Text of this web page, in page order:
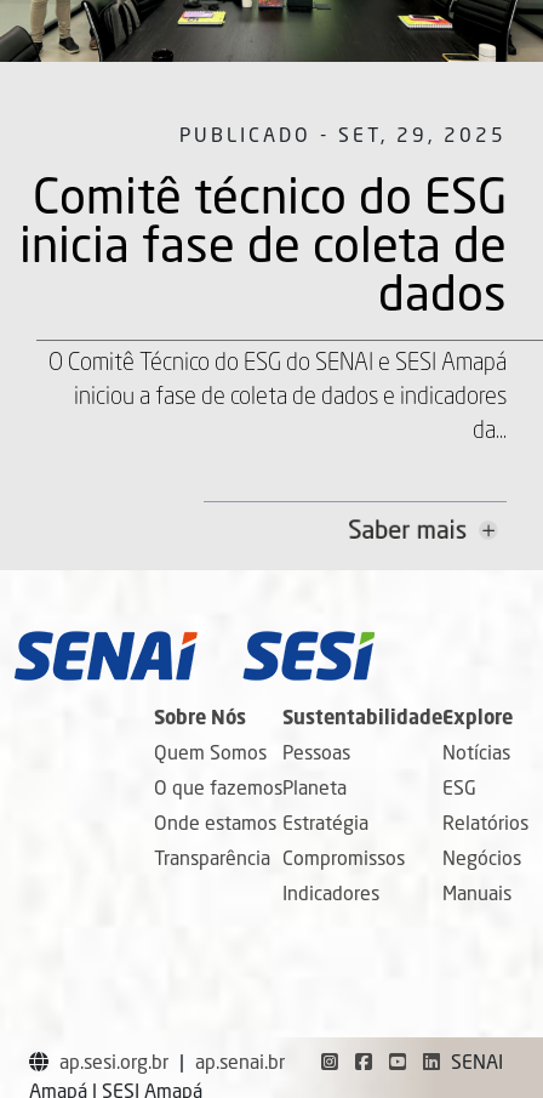
PUBLICADO - SET, 29, 2025
Comitê técnico do ESG
inicia fase de coleta de
dados
O Comitê Técnico do ESG do SENAI e SESI Amapá
iniciou a fase de coleta de dados e indicadores
da...
Sobre Nós
Quem Somos
O que fazemos
Onde estamos
Transparência
Sustentabilidade
Pessoas
Planeta
Estratégia
Compromissos
Indicadores
Explore
Notícias
ESG
Relatórios
Negócios
Manuais
ap.sesi.org.br ap.senai.br
SENAI
Amapá | SESI Amapá